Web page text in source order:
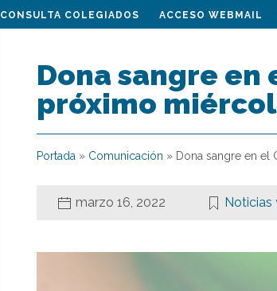
CONSULTA COLEGIADOS ACCESO WEBMAIL
Dona sangre
próximo
Portada » Comunicación » Dona sangre en
marzo 16, 2022 Noticias